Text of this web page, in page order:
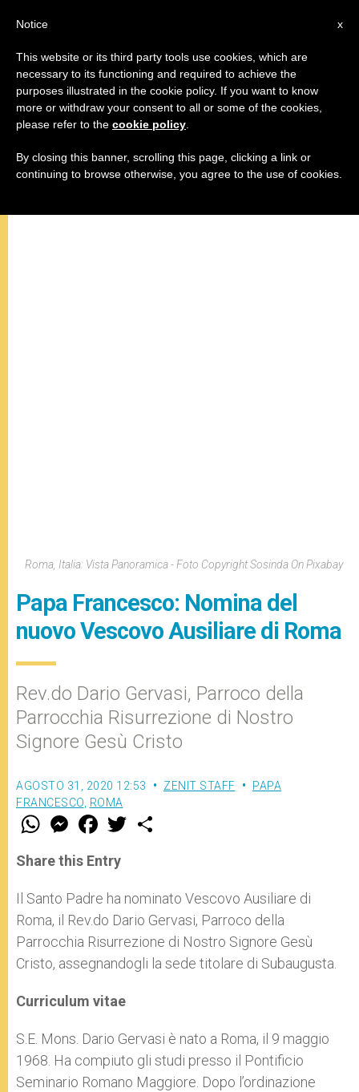
PAPA FRANCESCO, ROMA
Roma, Italia: Vista Panoramica - Foto Copyright Sosinda On Pixabay
Papa Francesco: Nomina del
nuovo Vescovo Ausiliare di Roma
Rev.do Dario Gervasi, Parroco della
Parrocchia Risurrezione di Nostro
Signore Gesù Cristo
AGOSTO 31, 2020 12:53 ZENIT STAFF
PAPA
FRANCESCO, ROMA
W
t
s
p
p
M
e
s
e
g
e
r
F
a
e
b
o
k
w
r
Share this Entry
Il Santo Padre ha nominato Vescovo Ausiliare di
Roma, il Rev.do Dario Gervasi, Parroco della
Parrocchia Risurrezione di Nostro Signore Gesù
Cristo, assegnandogli la sede titolare di Subaugusta.
Curriculum vitae
S.E. Mons. Dario Gervasi è nato a Roma, il 9 maggio
1968. Ha compiuto gli studi presso il Pontificio
Seminario Romano Maggiore. Dopo l’ordinazione
x
Notice
This website or its third party tools use cookies, which are
necessary to its functioning and required to achieve the
purposes illustrated in the cookie policy. If you want to know
more or withdraw your consent to all or some of the cookies,
please refer to the cookie policy
By closing this banner, scrolling this page, clicking a link or
continuing to browse otherwise, you agree to the use of cookies.